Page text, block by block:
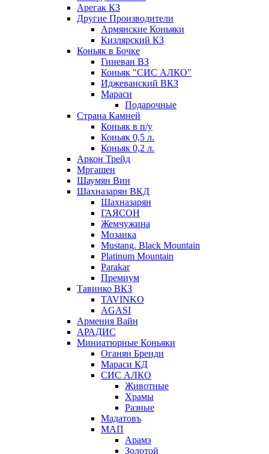
Арегак КЗ
Другие Производители
Армянские Коньяки
Кизлярский КЗ
Коньяк в Бочке
Гиневан ВЗ
Коньяк "СИС АЛКО"
Иджеванский ВКЗ
Мараси
Подарочные
Страна Камней
Коньяк в п/у
Коньяк 0,5 л.
Коньяк 0,2 л.
Аркон Трейд
Мргашен
Шаумян Вин
Шахназарян ВКД
Шахназарян
ГАЯСОН
Жемчужина
Мозаика
Mustang. Black Mountain
Platinum Mountain
Parakar
Премиум
Тавинко ВКЗ
TAVINKO
AGASI
Армения Вайн
АРАДИС
Миниатюрные Коньяки
Оганян Бренди
Мараси КД
СИС АЛКО
Животные
Храмы
Разные
Мадатовъ
МАП
Арамэ
Золотой